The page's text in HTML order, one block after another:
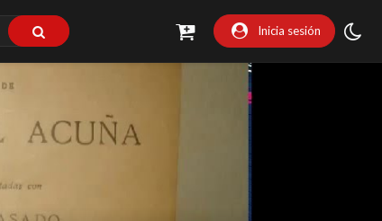
Inicia sesión